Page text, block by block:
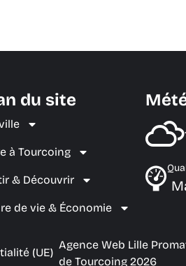
du site
à Tourcoing
& Découvrir
de vie & Économie
(UE)
Agence Web Lille
de Tourcoing 2026